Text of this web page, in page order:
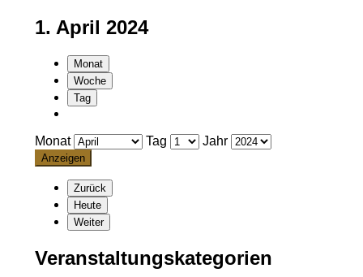
1. April 2024
Monat
Woche
Tag
Monat Tag Jahr
Zurück
Heute
Weiter
Veranstaltungskategorien